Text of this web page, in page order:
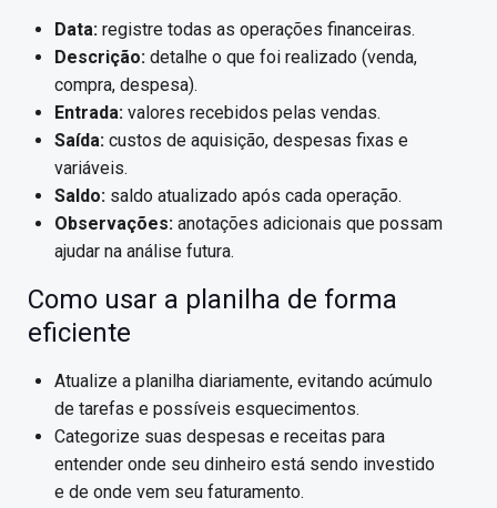
Data: registre todas as operações financeiras.
Descrição: detalhe o que foi realizado (venda,
compra, despesa).
Entrada: valores recebidos pelas vendas.
Saída: custos de aquisição, despesas fixas e
variáveis.
Saldo: saldo atualizado após cada operação.
Observações: anotações adicionais que possam
ajudar na análise futura.
Como usar a planilha de forma
eficiente
Atualize a planilha diariamente, evitando acúmulo
de tarefas e possíveis esquecimentos.
Categorize suas despesas e receitas para
entender onde seu dinheiro está sendo investido
e de onde vem seu faturamento.